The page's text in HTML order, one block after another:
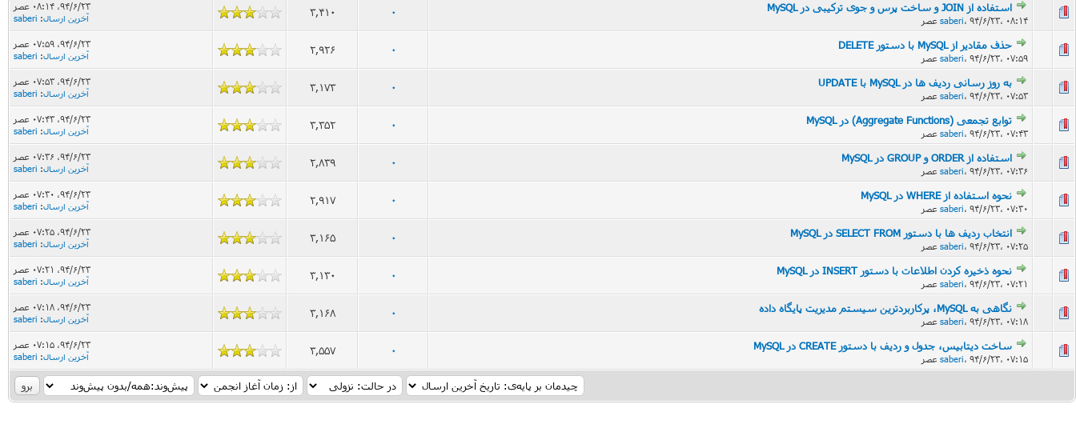
استفاده از JOIN و ساخت پرس و جوی ترکیبی در MySQL
saberi، ۹۴/۶/۲۳، ۰۸:۱۴ عصر
0
3,410
۹۴/۶/۲۳، ۰۸:۱۴ عصر
آخرین ارسال:
saberi
حذف مقادیر از MySQL با دستور DELETE
saberi، ۹۴/۶/۲۳، ۰۷:۵۹ عصر
0
2,926
۹۴/۶/۲۳، ۰۷:۵۹ عصر
آخرین ارسال:
saberi
به روز رسانی ردیف ها در MySQL با UPDATE
saberi، ۹۴/۶/۲۳، ۰۷:۵۳ عصر
0
3,173
۹۴/۶/۲۳، ۰۷:۵۳ عصر
آخرین ارسال:
saberi
توابع تجمعی (Aggregate Functions) در MySQL
saberi، ۹۴/۶/۲۳، ۰۷:۴۳ عصر
0
3,352
۹۴/۶/۲۳، ۰۷:۴۳ عصر
آخرین ارسال:
saberi
استفاده از ORDER و GROUP در MySQL
saberi، ۹۴/۶/۲۳، ۰۷:۳۶ عصر
0
2,839
۹۴/۶/۲۳، ۰۷:۳۶ عصر
آخرین ارسال:
saberi
نحوه استفاده از WHERE در MySQL
saberi، ۹۴/۶/۲۳، ۰۷:۳۰ عصر
0
2,917
۹۴/۶/۲۳، ۰۷:۳۰ عصر
آخرین ارسال:
saberi
انتخاب ردیف ها با دستور SELECT FROM در MySQL
saberi، ۹۴/۶/۲۳، ۰۷:۲۵ عصر
0
3,165
۹۴/۶/۲۳، ۰۷:۲۵ عصر
آخرین ارسال:
saberi
نحوه ذخیره کردن اطلاعات با دستور INSERT در MySQL
saberi، ۹۴/۶/۲۳، ۰۷:۲۱ عصر
0
3,130
۹۴/۶/۲۳، ۰۷:۲۱ عصر
آخرین ارسال:
saberi
نگاهی به MySQL، پرکاربردترین سیستم مدیریت پایگاه داده
saberi، ۹۴/۶/۲۳، ۰۷:۱۸ عصر
0
3,168
۹۴/۶/۲۳، ۰۷:۱۸ عصر
آخرین ارسال:
saberi
ساخت دیتابیس، جدول و ردیف با دستور CREATE در MySQL
saberi، ۹۴/۶/۲۳، ۰۷:۱۵ عصر
0
3,557
۹۴/۶/۲۳، ۰۷:۱۵ عصر
آخرین ارسال:
saberi